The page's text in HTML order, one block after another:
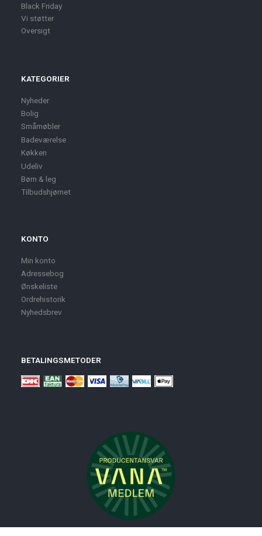
Black Friday
Vi støtter
Oversigt
KATEGORIER
Nyheder
Bolig
Småmøbler
Badeværelse
Køkken
Udeliv
Børn & leg
Tilbudshjørnet
KONTO
Min konto
Adressebog
Ønskeliste
Ordrehistorik
Nyhedsbrev
BETALINGSMETODER